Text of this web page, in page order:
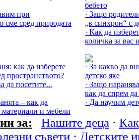
при
сме сред природата
бебето
· Защо
„в синхрон“ с
· Как да
количка за вас
как да изберете
пространството?
да посетите...
– как да
материали и мебели
· За какво да
детско яке
· Защо
как да спрем
· Да научим
за: Нашите деца ·
съвети · Детските